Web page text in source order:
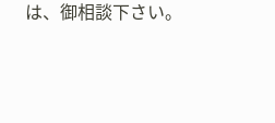
は、御相談下さい。